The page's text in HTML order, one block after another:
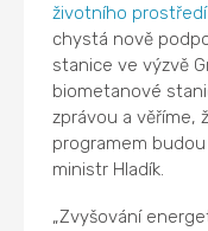
životního prostředí
chystá nově
stanice ve výzvě
biometanové
zprávou a věříme,
programem budou
ministr Hladík.
„Zvyšování